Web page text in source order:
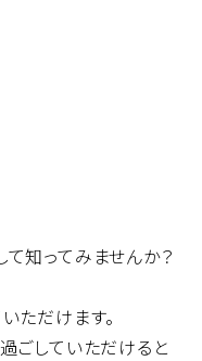
知ってみませんか？
ただけます。
ごしていただけると